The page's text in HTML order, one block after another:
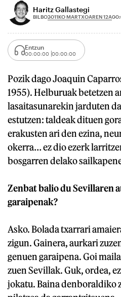
Haritz Gallastegi
BILBO2011KO MARTXOAREN 12A
Entzun
00:00:00 00:00:00
Pozik dago Joaquin
1955). Helburuak betetzen
lasaitasunarekin jarduten
estutzen: taldeak dituen
erakusten ari den ezina,
okerra… ez dio ezerk
bosgarren delako
Zenbat balio du Sevillaren
garaipenak?
Asko. Bolada txarrari
zigun. Gainera, aurkari
genuen garaipena. Goi
zuen Sevillak. Guk, ordea,
jokatu. Baina denboraldiko